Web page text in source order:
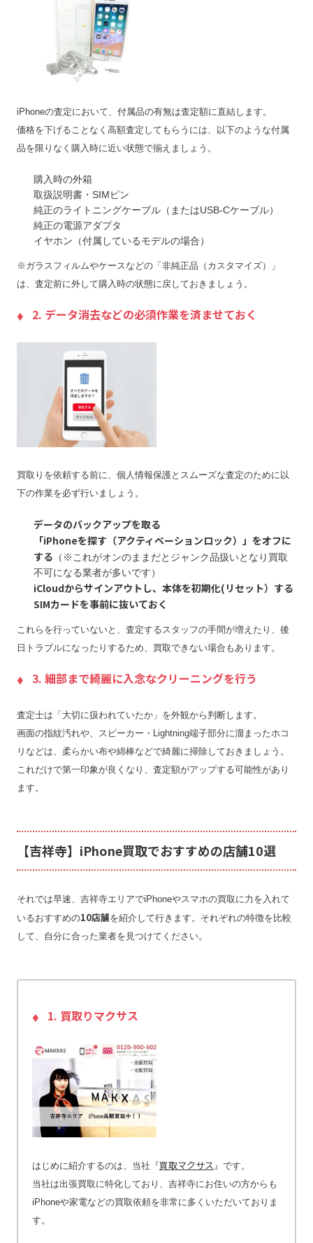
iPhoneの査定において、付属品の有無は査定額に直結します。
価格を下げることなく高額査定してもらうには、以下のような付属
品を限りなく購入時に近い状態で揃えましょう。
購入時の外箱
取扱説明書・SIMピン
純正のライトニングケーブル（またはUSB-Cケーブル）
純正の電源アダプタ
イヤホン（付属しているモデルの場合）
※ガラスフィルムやケースなどの「非純正品（カスタマイズ）」
は、査定前に外して購入時の状態に戻しておきましょう。
2. データ消去などの必須作業を済ませておく
買取りを依頼する前に、個人情報保護とスムーズな査定のために以
下の作業を必ず行いましょう。
データのバックアップを取る
「iPhoneを探す（アクティベーションロック）」をオフに
する （※これがオンのままだとジャンク品扱いとなり買取
不可になる業者が多いです）
iCloudからサインアウトし、本体を初期化(リセット）する
SIMカードを事前に抜いておく
これらを行っていないと、査定するスタッフの手間が増えたり、後
日トラブルになったりするため、買取できない場合もあります。
3. 細部まで綺麗に入念なクリーニングを行う
査定士は「大切に扱われていたか」を外観から判断します。
画面の指紋汚れや、スピーカー・Lightning端子部分に溜まったホコ
リなどは、柔らかい布や綿棒などで綺麗に掃除しておきましょう。
これだけで第一印象が良くなり、査定額がアップする可能性があり
ます。
【吉祥寺】iPhone買取でおすすめの店舗10選
それでは早速、吉祥寺エリアでiPhoneやスマホの買取に力を入れて
いるおすすめの10店舗を紹介して行きます。それぞれの特徴を比較
して、自分に合った業者を見つけてください。
1. 買取りマクサス
はじめに紹介するのは、当社『買取マクサス 』です。
当社は出張買取に特化しており、吉祥寺にお住いの方からも
iPhoneや家電などの買取依頼を非常に多くいただいておりま
す。